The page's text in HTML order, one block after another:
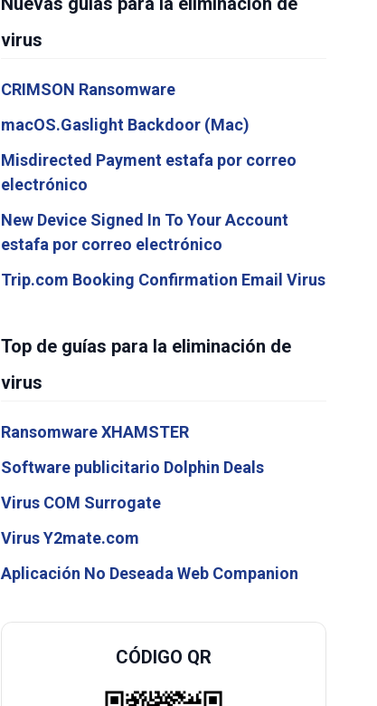
virus
CRIMSON Ransomware
macOS.Gaslight Backdoor (Mac)
Misdirected Payment estafa por correo
electrónico
New Device Signed In To Your Account
estafa por correo electrónico
Trip.com Booking Confirmation Email Virus
Top de guías para la eliminación de
virus
Ransomware XHAMSTER
Software publicitario Dolphin Deals
Virus COM Surrogate
Virus Y2mate.com
Aplicación No Deseada Web Companion
CÓDIGO QR